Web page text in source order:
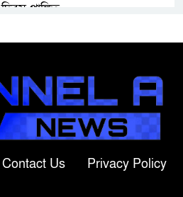
দিবস পালিত
পালিত
নলডাঙ্গায় ব্যতিক্রমী উদ্যোগ
গ্রামবাসীর, মুষ্টি চাল ও স্বেচ্ছাশ্রমে এক
Contact Us Privacy Policy